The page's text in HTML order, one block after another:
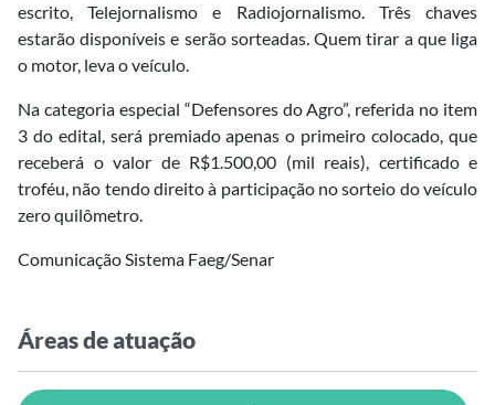
escrito, Telejornalismo e Radiojornalismo. Três chaves
estarão disponíveis e serão sorteadas. Quem tirar a que liga
o motor, leva o veículo.
Na categoria especial “Defensores do Agro”, referida no item
3 do edital, será premiado apenas o primeiro colocado, que
receberá o valor de R$1.500,00 (mil reais), certificado e
troféu, não tendo direito à participação no sorteio do veículo
zero quilômetro.
Comunicação Sistema Faeg/Senar
Áreas de atuação